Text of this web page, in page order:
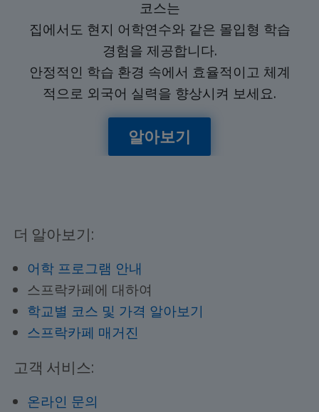
코스는
집에서도 현지 어학연수와 같은 몰입형 학습
경험을 제공합니다.
안정적인 학습 환경 속에서 효율적이고 체계
적으로 외국어 실력을 향상시켜 보세요.
알아보기
더 알아보기:
어학 프로그램 안내
스프락카페에 대하여
학교별 코스 및 가격 알아보기
스프락카페 매거진
고객 서비스:
온라인 문의